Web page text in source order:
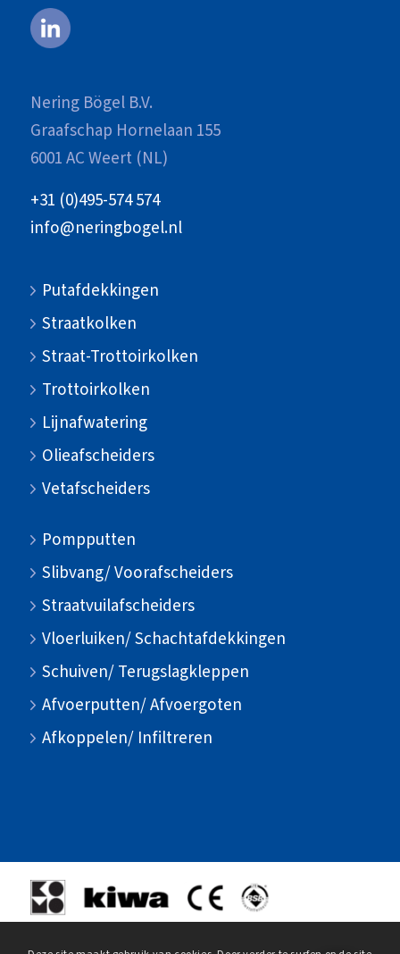
Nering Bögel B.V.
Graafschap Hornelaan 155
6001 AC Weert (NL)
+31 (0)495-574 574
info@neringbogel.nl
Putafdekkingen
Straatkolken
Straat-Trottoirkolken
Trottoirkolken
Lijnafwatering
Olieafscheiders
Vetafscheiders
Pompputten
Slibvang/ Voorafscheiders
Straatvuilafscheiders
Vloerluiken/ Schachtafdekkingen
Schuiven/ Terugslagkleppen
Afvoerputten/ Afvoergoten
Afkoppelen/ Infiltreren